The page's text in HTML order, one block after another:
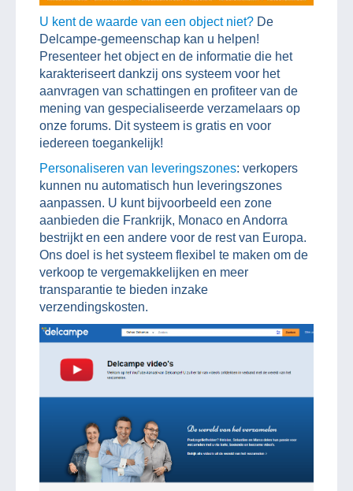
U kent de waarde van een object niet? De
Delcampe-gemeenschap kan u helpen!
Presenteer het object en de informatie die het
karakteriseert dankzij ons systeem voor het
aanvragen van schattingen en profiteer van de
mening van gespecialiseerde verzamelaars op
onze forums. Dit systeem is gratis en voor
iedereen toegankelijk!
Personaliseren van leveringszones: verkopers
kunnen nu automatisch hun leveringszones
aanpassen. U kunt bijvoorbeeld een zone
aanbieden die Frankrijk, Monaco en Andorra
bestrijkt en een andere voor de rest van Europa.
Ons doel is het systeem flexibel te maken om de
verkoop te vergemakkelijken en meer
transparantie te bieden inzake
verzendingskosten.